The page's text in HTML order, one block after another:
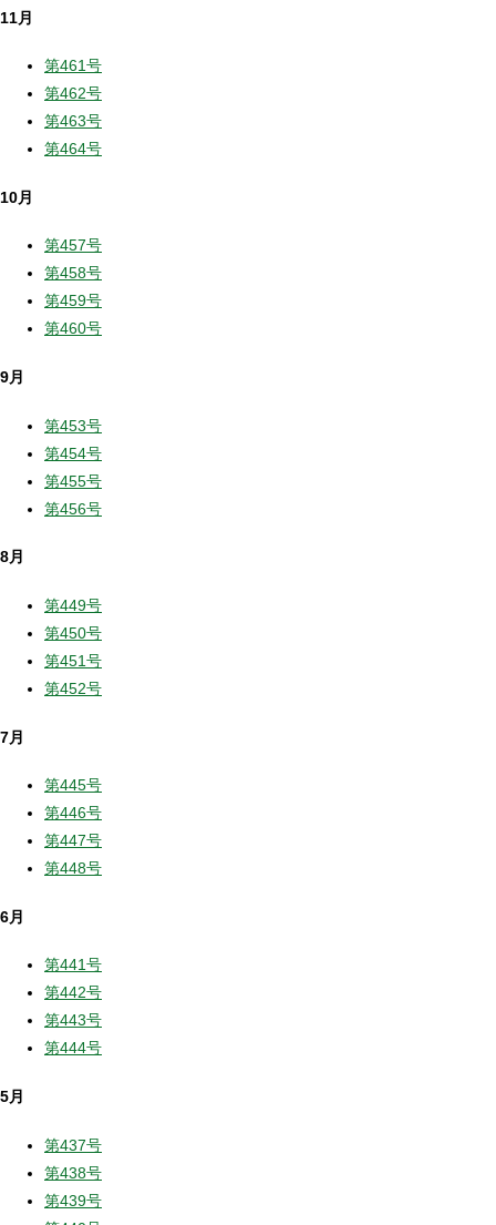
11月
第461号
第462号
第463号
第464号
10月
第457号
第458号
第459号
第460号
9月
第453号
第454号
第455号
第456号
8月
第449号
第450号
第451号
第452号
7月
第445号
第446号
第447号
第448号
6月
第441号
第442号
第443号
第444号
5月
第437号
第438号
第439号